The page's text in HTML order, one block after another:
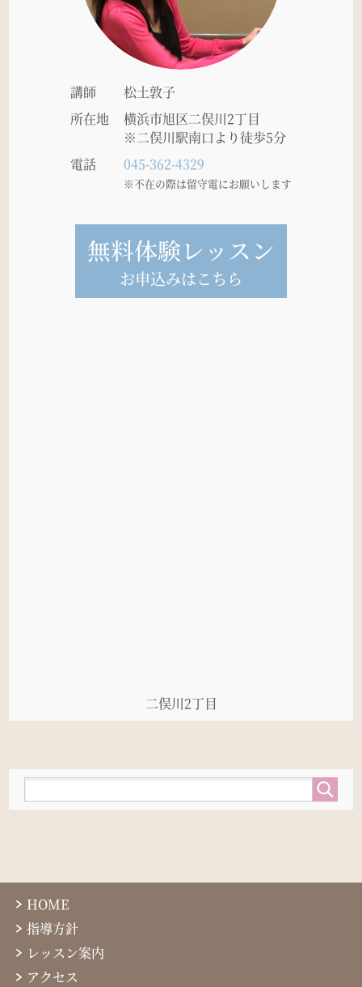
講師
松土敦子
所在地
横浜市旭区二俣川2丁目
※二俣川駅南口より徒歩5分
電話
045-362-4329
※不在の際は留守電にお願いします
無料体験レッスン
お申込みはこちら
二俣川2丁目
HOME
指導方針
レッスン案内
アクセス